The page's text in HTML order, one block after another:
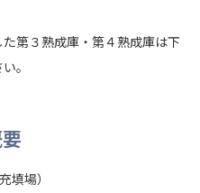
第３熟成庫・第４熟成庫は下
。
填場）